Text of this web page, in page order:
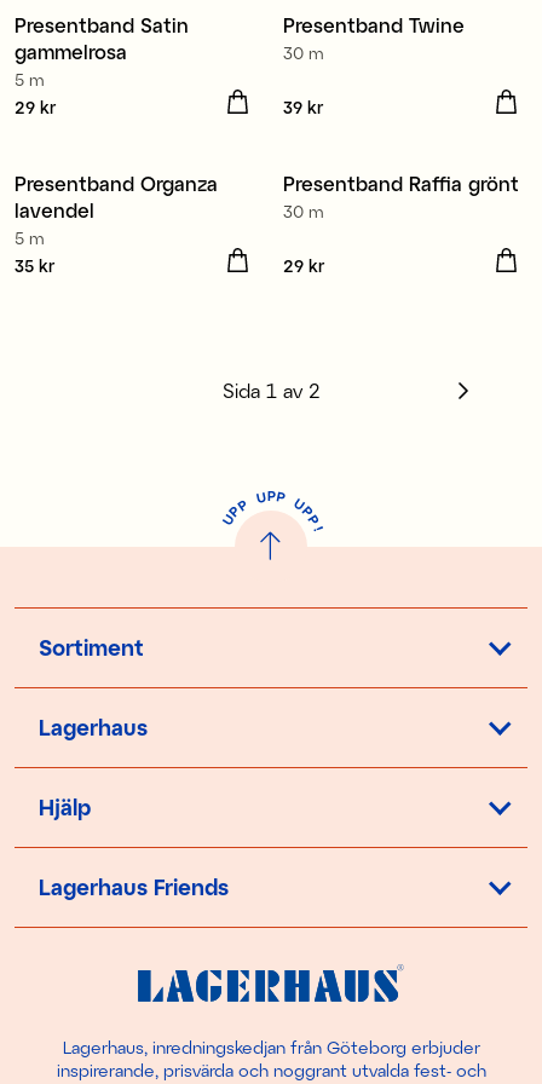
4 för 3
Presentband Satin
gammelrosa
5 m
Pris:
29 kr
4 för 3
Presentband Twine
30 m
Pris:
39 kr
4 för 3
Presentband Organza
lavendel
5 m
Pris:
35 kr
4 för 3
Presentband Raffia grönt
30 m
Pris:
29 kr
Sida 1 av 2
U
P
P UPP UP
P
!
Sortiment
Lagerhaus
Hjälp
Lagerhaus Friends
Lagerhaus, inredningskedjan från Göteborg erbjuder
inspirerande, prisvärda och noggrant utvalda fest- och